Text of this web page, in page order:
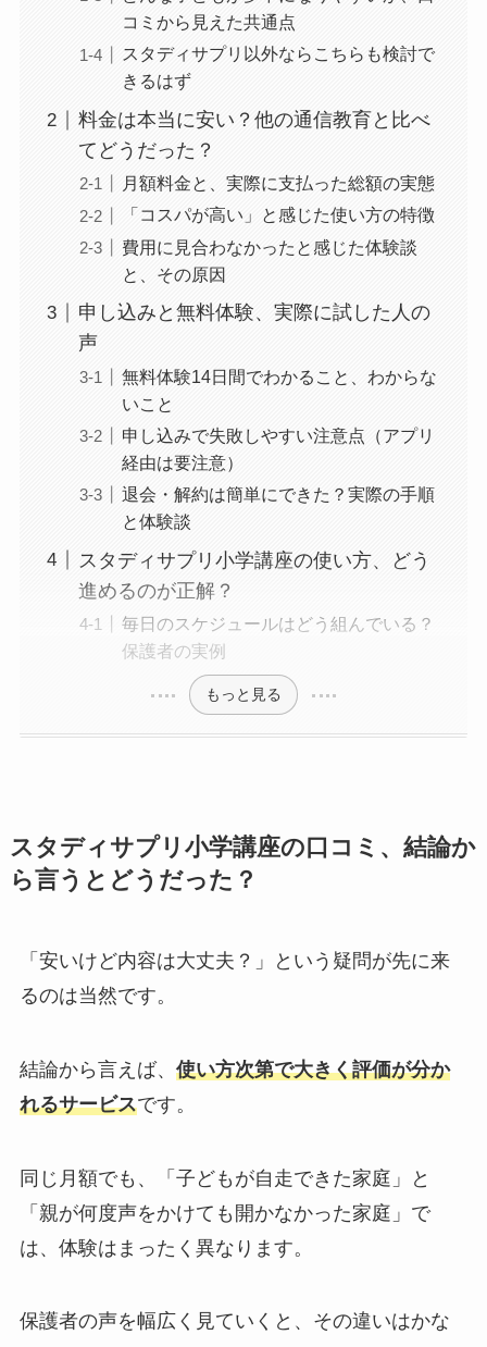
コミから見えた共通点
スタディサプリ以外ならこちらも検討で
きるはず
料金は本当に安い？他の通信教育と比べ
てどうだった？
月額料金と、実際に支払った総額の実態
「コスパが高い」と感じた使い方の特徴
費用に見合わなかったと感じた体験談
と、その原因
申し込みと無料体験、実際に試した人の
声
無料体験14日間でわかること、わからな
いこと
申し込みで失敗しやすい注意点（アプリ
経由は要注意）
退会・解約は簡単にできた？実際の手順
と体験談
スタディサプリ小学講座の使い方、どう
進めるのが正解？
毎日のスケジュールはどう組んでいる？
保護者の実例
もっと見る
スタディサプリ小学講座の口コミ、結論か
ら言うとどうだった？
「安いけど内容は大丈夫？」という疑問が先に来
るのは当然です。
結論から言えば、 使い方次第で大きく評価が分か
れるサービスです。
同じ月額でも、「子どもが自走できた家庭」と
「親が何度声をかけても開かなかった家庭」で
は、体験はまったく異なります。
保護者の声を幅広く見ていくと、その違いはかな